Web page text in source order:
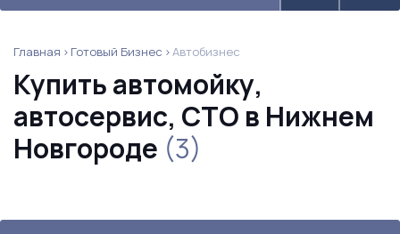
Главная Готовый Бизнес Автобизнес
Купить автомойку,
автосервис, СТО в Нижнем
Новгороде (3)